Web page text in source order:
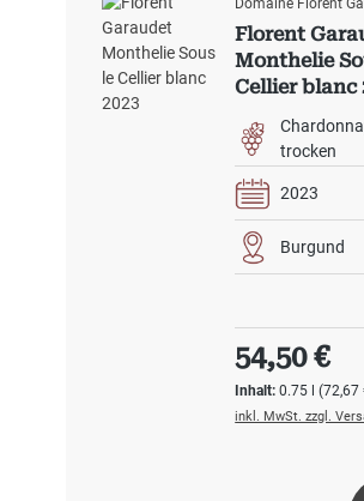
Domaine Florent
Florent
Monthelie
Cellier blanc
trocken
2023
Burgund
Inhalt:0.75 l(72,67
Regulärer
54,50 €
inkl. MwSt. zzgl.